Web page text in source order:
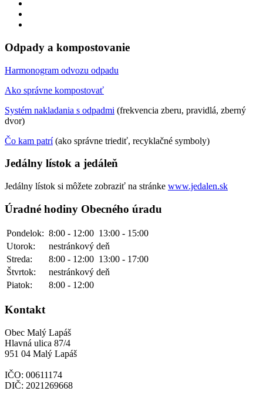
Odpady a kompostovanie
Harmonogram odvozu odpadu
Ako správne kompostovať
Systém nakladania s odpadmi (frekvencia zberu, pravidlá, zberný
dvor)
Čo kam patrí(ako správne triediť, recyklačné symboly)
Jedálny lístok a jedáleň
Jedálny lístok si môžete zobraziť na stránke www.jedalen.sk
Úradné hodiny Obecného úradu
Pondelok: 8:00 - 12:00 13:00 - 15:00
Utorok:
nestránkový deň
Streda:
8:00 - 12:00 13:00 - 17:00
Štvrtok:
nestránkový deň
Piatok:
8:00 - 12:00
Kontakt
Obec Malý Lapáš
Hlavná ulica 87/4
951 04 Malý Lapáš
IČO: 00611174
DIČ: 2021269668